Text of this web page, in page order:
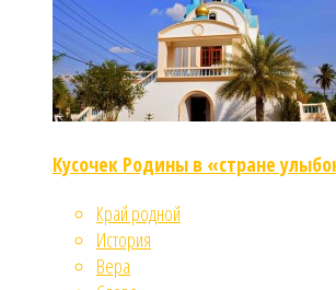
Кусочек Родины в «стране
Край родной
История
Вера